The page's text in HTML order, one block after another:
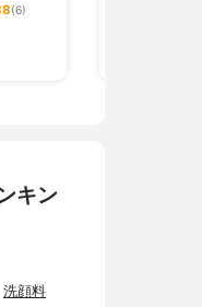
(6)
キン
洗顔料